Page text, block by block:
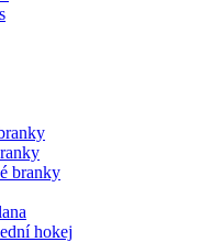
branky
hokej